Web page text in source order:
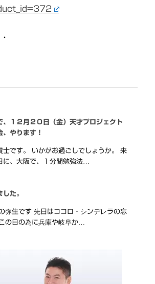
１２月２０日（金）天才プロジェクト
やります！
士です。 いかがお過ごしでしょうか。 来
に、大阪で、１分間勉強法…
た。
弥生です 先日はココロ・シンデレラの忘
の日の為に兵庫や岐阜か…